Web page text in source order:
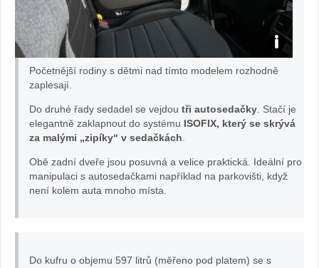
test
berlingo:
Žena
Početnější rodiny s dětmi nad tímto modelem rozhodně
zaplesají.
Do druhé řady sedadel se vejdou tři autosedačky . Stačí je
elegantně zaklapnout do systému ISOFIX, který se skrývá
za malými „zipíky“ v sedačkách
Obě zadní dveře jsou posuvná a velice praktická. Ideální pro
manipulaci s autosedačkami například na parkovišti, když
není kolem auta mnoho místa.
Do kufru o objemu 597 litrů (měřeno pod platem) se s